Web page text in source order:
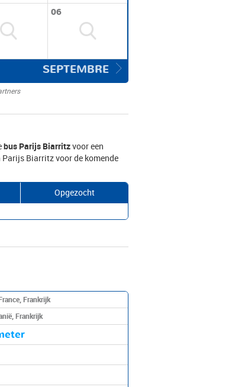
06
SEPTEMBRE
bus Parijs Biarritzvoor een
Biarritz voor de komende
Opgezocht
Frankrijk
Frankrijk